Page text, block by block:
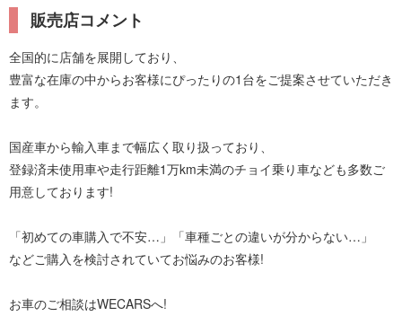
販売店コメント
全国的に店舗を展開しており、
豊富な在庫の中からお客様にぴったりの1台をご提案させていただき
ます。
国産車から輸入車まで幅広く取り扱っており、
登録済未使用車や走行距離1万km未満のチョイ乗り車なども多数ご
用意しております!
「初めての車購入で不安…」「車種ごとの違いが分からない…」
などご購入を検討されていてお悩みのお客様!
お車のご相談はWECARSへ!